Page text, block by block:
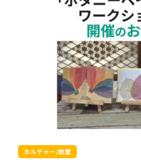
カルチャー/教室